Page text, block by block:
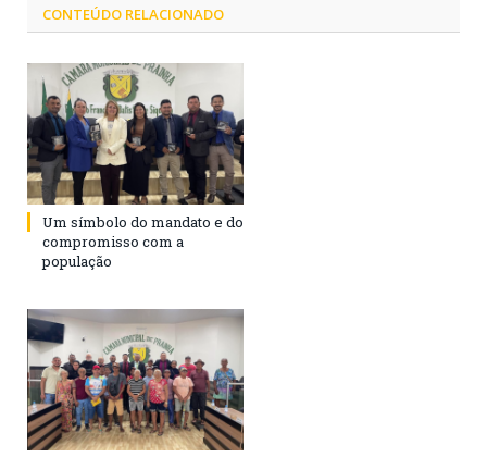
CONTEÚDO RELACIONADO
Um símbolo do mandato e do
compromisso com a
população